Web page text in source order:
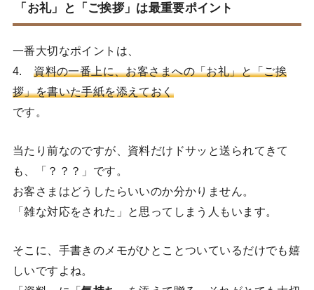
「お礼」と「ご挨拶」は最重要ポイント
一番大切なポイントは、
4.資料の一番上に、お客さまへの「お礼」と「ご挨
拶」を書いた手紙を添えておく
です。
当たり前なのですが、資料だけドサッと送られてきて
も、「？？？」です。
お客さまはどうしたらいいのか分かりません。
「雑な対応をされた」と思ってしまう人もいます。
そこに、手書きのメモがひとことついているだけでも嬉
しいですよね。